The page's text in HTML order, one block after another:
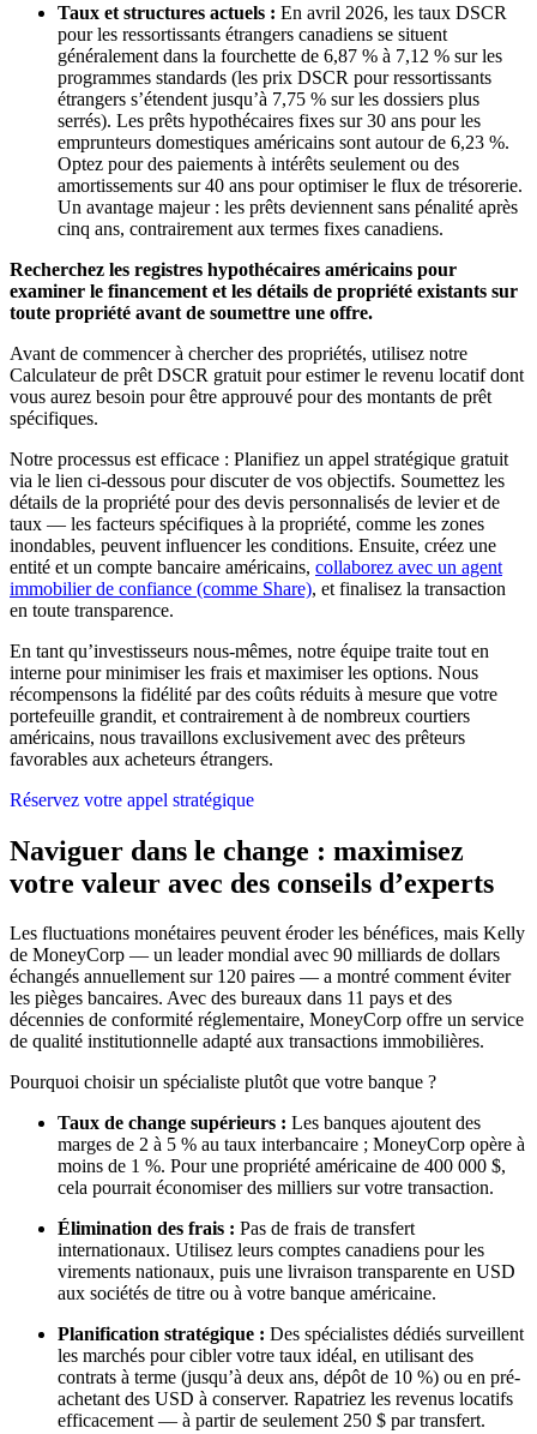
Taux et structures actuels : En avril 2026, les taux DSCR
pour les ressortissants étrangers canadiens se situent
généralement dans la fourchette de 6,87 % à 7,12 % sur les
programmes standards (les prix DSCR pour ressortissants
étrangers s’étendent jusqu’à 7,75 % sur les dossiers plus
serrés). Les prêts hypothécaires fixes sur 30 ans pour les
emprunteurs domestiques américains sont autour de 6,23 %.
Optez pour des paiements à intérêts seulement ou des
amortissements sur 40 ans pour optimiser le flux de trésorerie.
Un avantage majeur : les prêts deviennent sans pénalité après
cinq ans, contrairement aux termes fixes canadiens.
Recherchez les registres hypothécaires américains pour
examiner le financement et les détails de propriété existants sur
toute propriété avant de soumettre une offre.
Avant de commencer à chercher des propriétés, utilisez notre
Calculateur de prêt DSCR gratuit pour estimer le revenu locatif dont
vous aurez besoin pour être approuvé pour des montants de prêt
spécifiques.
Notre processus est efficace : Planifiez un appel stratégique gratuit
via le lien ci-dessous pour discuter de vos objectifs. Soumettez les
détails de la propriété pour des devis personnalisés de levier et de
taux — les facteurs spécifiques à la propriété, comme les zones
inondables, peuvent influencer les conditions. Ensuite, créez une
entité et un compte bancaire américains, collaborez avec un agent
immobilier de confiance (comme Share), et finalisez la transaction
en toute transparence.
En tant qu’investisseurs nous-mêmes, notre équipe traite tout en
interne pour minimiser les frais et maximiser les options. Nous
récompensons la fidélité par des coûts réduits à mesure que votre
portefeuille grandit, et contrairement à de nombreux courtiers
américains, nous travaillons exclusivement avec des prêteurs
favorables aux acheteurs étrangers.
Réservez votre appel stratégique
Naviguer dans le change : maximisez
votre valeur avec des conseils d’experts
Les fluctuations monétaires peuvent éroder les bénéfices, mais Kelly
de MoneyCorp — un leader mondial avec 90 milliards de dollars
échangés annuellement sur 120 paires — a montré comment éviter
les pièges bancaires. Avec des bureaux dans 11 pays et des
décennies de conformité réglementaire, MoneyCorp offre un service
de qualité institutionnelle adapté aux transactions immobilières.
Pourquoi choisir un spécialiste plutôt que votre banque ?
Taux de change supérieurs : Les banques ajoutent des
marges de 2 à 5 % au taux interbancaire ; MoneyCorp opère à
moins de 1 %. Pour une propriété américaine de 400 000 $,
cela pourrait économiser des milliers sur votre transaction.
Élimination des frais : Pas de frais de transfert
internationaux. Utilisez leurs comptes canadiens pour les
virements nationaux, puis une livraison transparente en USD
aux sociétés de titre ou à votre banque américaine.
Planification stratégique : Des spécialistes dédiés surveillent
les marchés pour cibler votre taux idéal, en utilisant des
contrats à terme (jusqu’à deux ans, dépôt de 10 %) ou en pré-
achetant des USD à conserver. Rapatriez les revenus locatifs
efficacement — à partir de seulement 250 $ par transfert.